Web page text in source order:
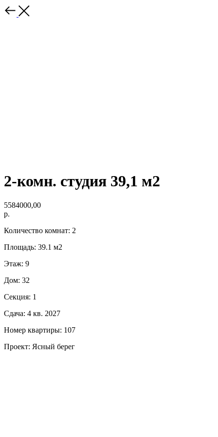
2-комн. студия 39,1 м2
5584000,00
р.
Количество комнат: 2
Площадь: 39.1 м2
Этаж: 9
Дом: 32
Секция: 1
Сдача: 4 кв. 2027
Номер квартиры: 107
Проект: Ясный берег